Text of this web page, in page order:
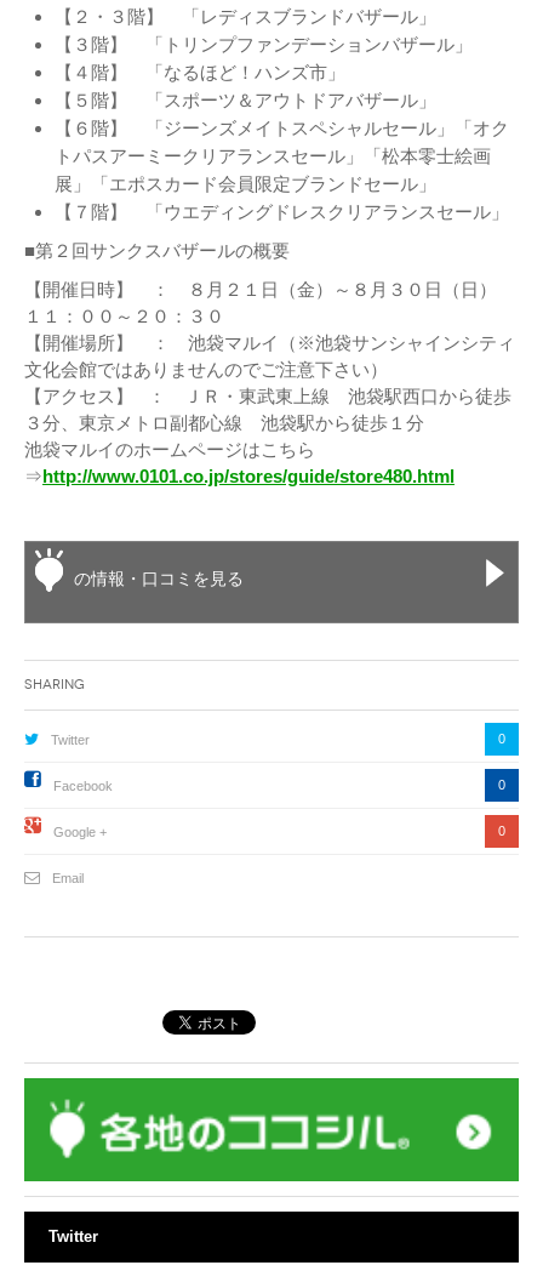
【２・３階】 「レディスブランドバザール」
【３階】 「トリンプファンデーションバザール」
【４階】 「なるほど！ハンズ市」
【５階】 「スポーツ＆アウトドアバザール」
【６階】 「ジーンズメイトスペシャルセール」「オク
トパスアーミークリアランスセール」「松本零士絵画
展」「エポスカード会員限定ブランドセール」
【７階】 「ウエディングドレスクリアランスセール」
■第２回サンクスバザールの概要
【開催日時】 ： ８月２１日（金）～８月３０日（日）
１１：００～２０：３０
【開催場所】 ： 池袋マルイ（※池袋サンシャインシティ
文化会館ではありませんのでご注意下さい）
【アクセス】 ： ＪＲ・東武東上線 池袋駅西口から徒歩
３分、東京メトロ副都心線 池袋駅から徒歩１分
池袋マルイのホームページはこちら
⇒http://www.0101.co.jp/stores/guide/store480.html
の情報・口コミを見る
Sharing
Twitter 0
Facebook 0
Google + 0
Email
Twitter